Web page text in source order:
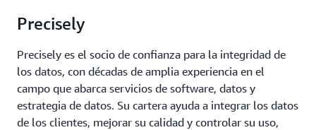
Precisely
Precisely es el socio de confianza para la integridad de
los datos, con décadas de amplia experiencia en el
campo que abarca servicios de software, datos y
estrategia de datos. Su cartera ayuda a integrar los datos
de los clientes, mejorar su calidad y controlar su uso,